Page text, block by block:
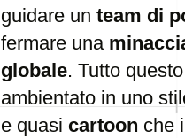
guidare un team di
fermare una
globale. Tutto
ambientato in uno
e quasi cartoon che